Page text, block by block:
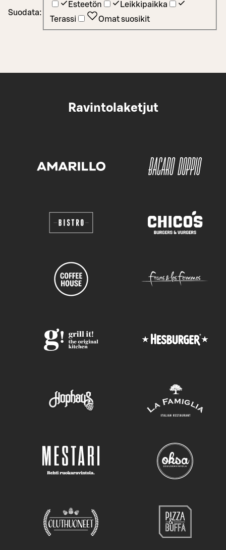
Suodata:
Esteetön
Leikkipaikka
Terassi
Omat suosikit
Ravintolaketjut